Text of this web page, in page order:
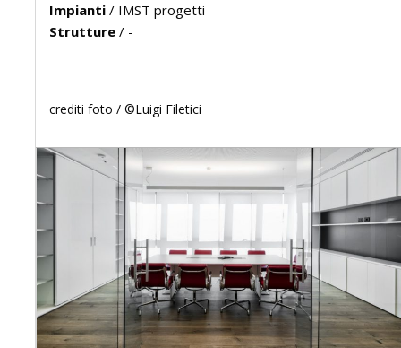
Impianti / IMST progetti
Strutture / -
crediti foto / ©Luigi Filetici